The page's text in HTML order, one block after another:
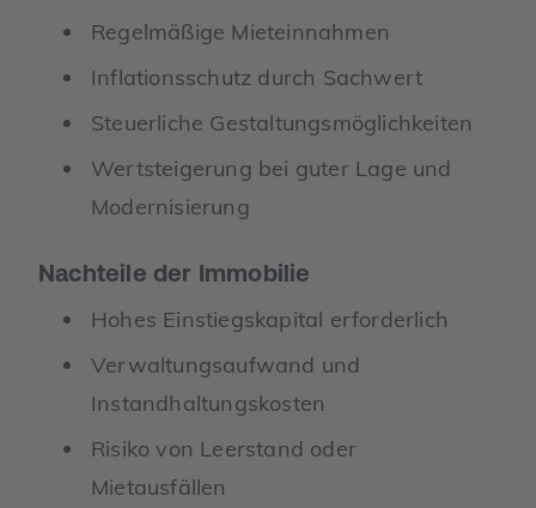
Regelmäßige Mieteinnahmen
Inflationsschutz durch Sachwert
Steuerliche Gestaltungsmöglichkeiten
Wertsteigerung bei guter Lage und
Modernisierung
Nachteile der Immobilie
Hohes Einstiegskapital erforderlich
Verwaltungsaufwand und
Instandhaltungskosten
Risiko von Leerstand oder
Mietausfällen